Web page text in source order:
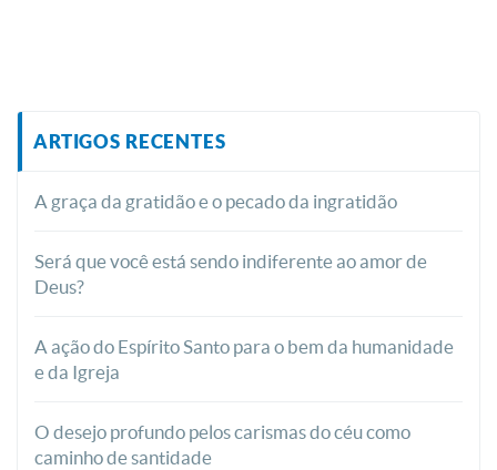
ARTIGOS RECENTES
A graça da gratidão e o pecado da ingratidão
Será que você está sendo indiferente ao amor de
Deus?
A ação do Espírito Santo para o bem da humanidade
e da Igreja
O desejo profundo pelos carismas do céu como
caminho de santidade